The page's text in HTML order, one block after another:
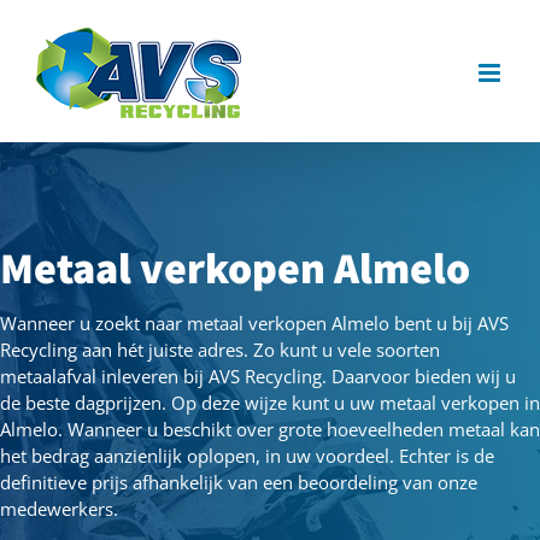
inhoud
Metaal verkopen Almelo
Wanneer u zoekt naar metaal verkopen Almelo bent u bij AVS
Recycling aan hét juiste adres. Zo kunt u vele soorten
metaalafval inleveren bij AVS Recycling. Daarvoor bieden wij u
de beste dagprijzen. Op deze wijze kunt u uw metaal verkopen in
Almelo. Wanneer u beschikt over grote hoeveelheden metaal kan
het bedrag aanzienlijk oplopen, in uw voordeel. Echter is de
definitieve prijs afhankelijk van een beoordeling van onze
medewerkers.